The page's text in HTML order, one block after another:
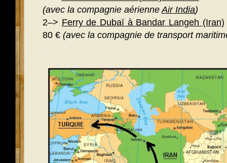
(avec la compagnie aérienneAir India)
2–> Ferry de Dubaï à Bandar Langeh (Iran)
80 € (avec la compagnie de transport
.